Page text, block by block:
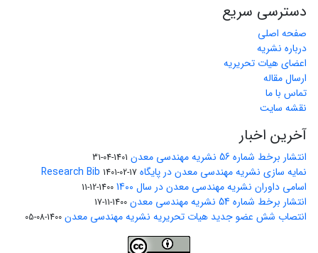
دسترسی سریع
صفحه اصلی
درباره نشریه
اعضای هیات تحریریه
ارسال مقاله
تماس با ما
نقشه سایت
آخرین اخبار
انتشار برخط شماره 56 نشریه مهندسی معدن 1401-04-31
نمایه سازی نشریه مهندسی معدن در پایگاه Research Bib 1401-02-17
اسامی داوران نشریه مهندسی معدن در سال 1400 1400-12-11
انتشار برخط شماره 54 نشریه مهندسی معدن 1400-11-17
انتصاب شش عضو جدید هیات تحریریه نشریه مهندسی معدن 1400-08-05